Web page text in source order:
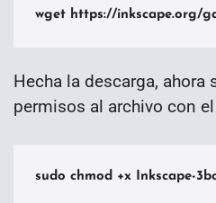
wget https://inkscape.org/
Hecha la descarga, ahora
permisos al archivo con
sudo chmod +x Inkscape-